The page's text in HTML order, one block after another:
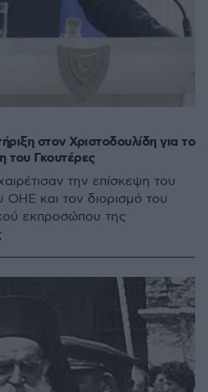
στον Χριστοδουλίδη για το
του Γκουτέρες
την επίσκεψη του
ΟΗΕ και τον διορισμό του
εκπροσώπου της